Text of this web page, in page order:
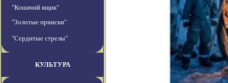
"Кошачий ящик"
"Золотые прииски"
"Сердитые стрелы"
КУЛЬТУРА